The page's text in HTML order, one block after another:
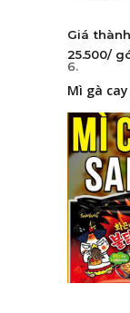
Giá
25.500/
Mì gà